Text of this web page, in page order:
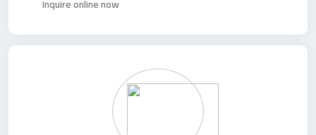
Inquire online now